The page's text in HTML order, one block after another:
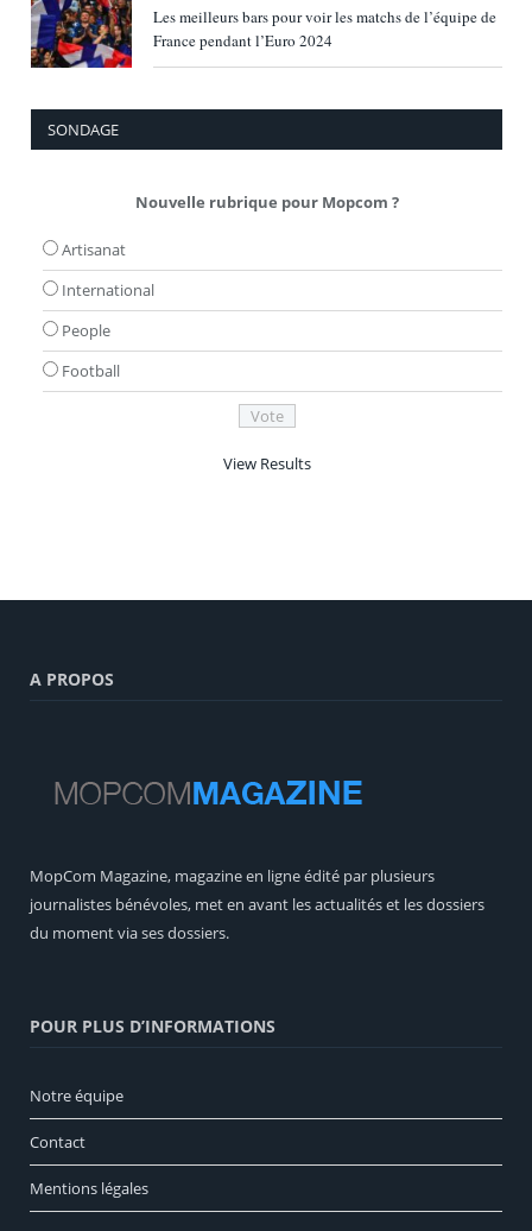
Les meilleurs bars pour voir les matchs de l’équipe de
France pendant l’Euro 2024
SONDAGE
Nouvelle rubrique pour Mopcom ?
Artisanat
International
People
Football
View Results
A PROPOS
MopCom Magazine, magazine en ligne édité par plusieurs
journalistes bénévoles, met en avant les actualités et les dossiers
du moment via ses dossiers.
POUR PLUS D’INFORMATIONS
Notre équipe
Contact
Mentions légales